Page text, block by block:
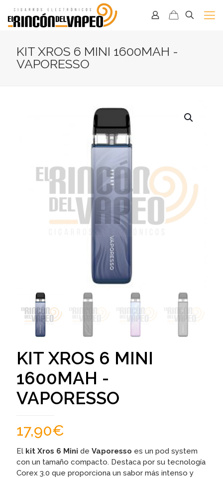
KIT XROS 6 MINI 1600MAH -
VAPORESSO
KIT XROS 6 MINI
1600MAH -
VAPORESSO
17,90€
El kit Xros 6 Mini de Vaporesso es un pod system
con un tamaño compacto. Destaca por su tecnología
Corex 3.0 que proporciona un sabor más intenso y